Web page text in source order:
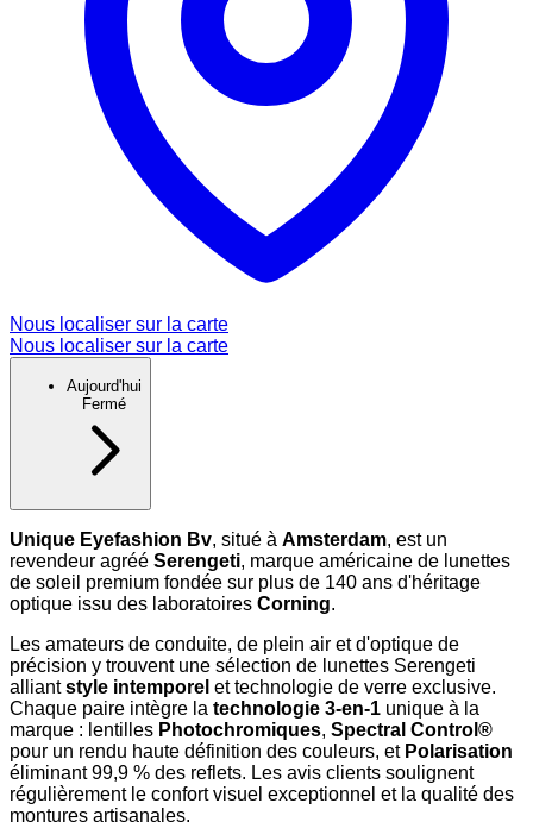
Nous localiser sur la carte
Nous localiser sur la carte
Aujourd'hui
Fermé
Unique Eyefashion Bv, situé à Amsterdam, est un
revendeur agréé Serengeti, marque américaine de lunettes
de soleil premium fondée sur plus de 140 ans d'héritage
optique issu des laboratoires Corning.
Les amateurs de conduite, de plein air et d'optique de
précision y trouvent une sélection de lunettes Serengeti
alliantstyle intemporel et technologie de verre exclusive.
Chaque paire intègre la technologie 3-en-1 unique à la
marque : lentilles Photochromiques, Spectral Control®
pour un rendu haute définition des couleurs, et Polarisation
éliminant 99,9 % des reflets. Les avis clients soulignent
régulièrement le confort visuel exceptionnel et la qualité des
montures artisanales.